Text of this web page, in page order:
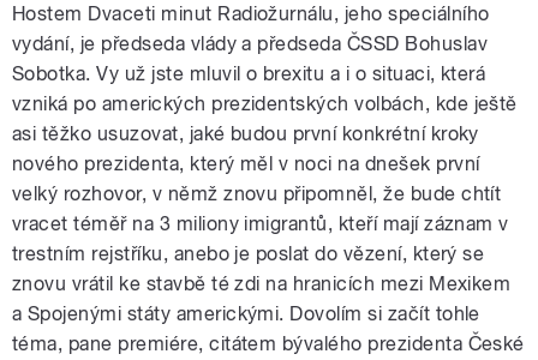
Hostem Dvaceti minut Radiožurnálu, jeho speciálního
vydání, je předseda vlády a předseda ČSSD Bohuslav
Sobotka. Vy už jste mluvil o brexitu a i o situaci, která
vzniká po amerických prezidentských volbách, kde ještě
asi těžko usuzovat, jaké budou první konkrétní kroky
nového prezidenta, který měl v noci na dnešek první
velký rozhovor, v němž znovu připomněl, že bude chtít
vracet téměř na 3 miliony imigrantů, kteří mají záznam v
trestním rejstříku, anebo je poslat do vězení, který se
znovu vrátil ke stavbě té zdi na hranicích mezi Mexikem
a Spojenými státy americkými. Dovolím si začít tohle
téma, pane premiére, citátem bývalého prezidenta České